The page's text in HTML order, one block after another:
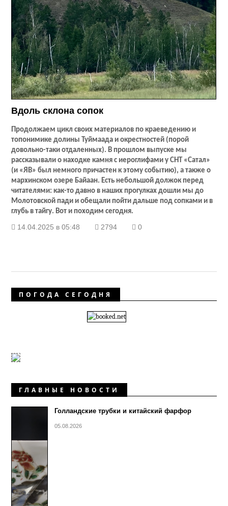
Вдоль склона сопок
Продолжаем цикл своих материалов по краеведению и
топонимике долины Туймаада и окрестностей (порой
довольно-таки отдаленных). В прошлом выпуске мы
рассказывали о находке камня с иероглифами у СНТ «Сатал»
(и «ЯВ» был немного причастен к этому событию), а также о
мархинском озере Байаан. Есть небольшой должок перед
читателями: как-то давно в наших прогулках дошли мы до
Молотовской пади и обещали пойти дальше под сопками и в
глубь в тайгу. Вот и походим сегодня.
14.04.2025 в 05:48 2794 0
ПОГОДА СЕГОДНЯ
ГЛАВНЫЕ НОВОСТИ
Голландские трубки и китайский фарфор
05.08.2026